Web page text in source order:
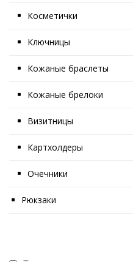
Косметички
Ключницы
Кожаные браслеты
Кожаные брелоки
Визитницы
Картхолдеры
Очечники
Рюкзаки